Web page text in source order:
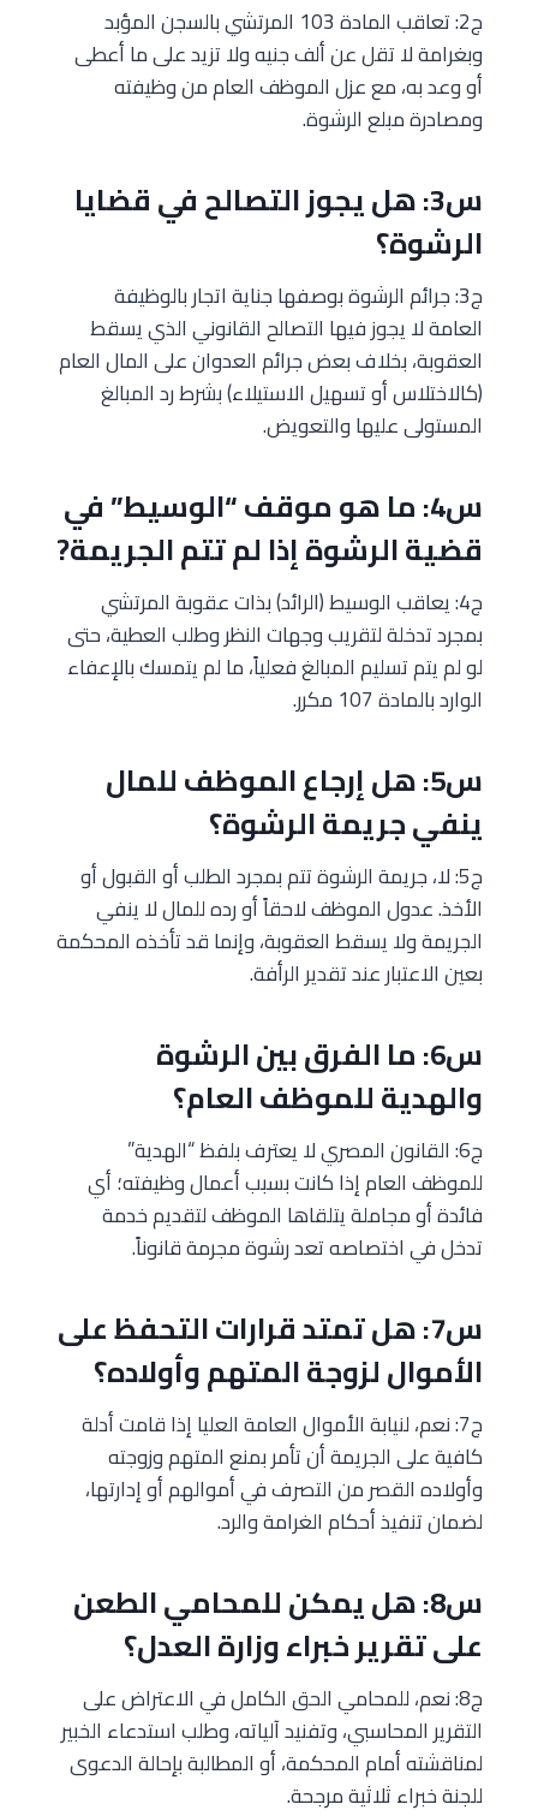
ج2: تعاقب المادة 103 المرتشي بالسجن المؤبد
وبغرامة لا تقل عن ألف جنيه ولا تزيد على ما أعطى
أو وعد به، مع عزل الموظف العام من وظيفته
ومصادرة مبلع الرشوة.
س3: هل يجوز التصالح في قضايا
الرشوة؟
ج3: جرائم الرشوة بوصفها جناية اتجار بالوظيفة
العامة لا يجوز فيها التصالح القانوني الذي يسقط
العقوبة، بخلاف بعض جرائم العدوان على المال العام
(كالاختلاس أو تسهيل الاستيلاء) بشرط رد المبالغ
المستولى عليها والتعويض.
س4: ما هو موقف “الوسيط” في
قضية الرشوة إذا لم تتم الجريمة?
ج4: يعاقب الوسيط (الرائد) بذات عقوبة المرتشي
بمجرد تدخلة لتقريب وجهات النظر وطلب العطية، حتى
لو لم يتم تسليم المبالغ فعلياً، ما لم يتمسك بالإعفاء
الوارد بالمادة 107 مكرر.
س5: هل إرجاع الموظف للمال
ينفي جريمة الرشوة؟
ج5: لا، جريمة الرشوة تتم بمجرد الطلب أو القبول أو
الأخذ. عدول الموظف لاحقاً أو رده للمال لا ينفي
الجريمة ولا يسقط العقوبة، وإنما قد تأخذه المحكمة
بعين الاعتبار عند تقدير الرأفة.
س6: ما الفرق بين الرشوة
والهدية للموظف العام؟
ج6: القانون المصري لا يعترف بلفظ “الهدية”
للموظف العام إذا كانت بسبب أعمال وظيفته؛ أي
فائدة أو مجاملة يتلقاها الموظف لتقديم خدمة
تدخل في اختصاصه تعد رشوة مجرمة قانوناً.
س7: هل تمتد قرارات التحفظ على
الأموال لزوجة المتهم وأولاده؟
ج7: نعم، لنيابة الأموال العامة العليا إذا قامت أدلة
كافية على الجريمة أن تأمر بمنع المتهم وزوجته
وأولاده القصر من التصرف في أموالهم أو إدارتها،
لضمان تنفيذ أحكام الغرامة والرد.
س8: هل يمكن للمحامي الطعن
على تقرير خبراء وزارة العدل؟
ج8: نعم، للمحامي الحق الكامل في الاعتراض على
التقرير المحاسبي، وتفنيد آلياته، وطلب استدعاء الخبير
لمناقشته أمام المحكمة، أو المطالبة بإحالة الدعوى
للجنة خبراء ثلاثية مرجحة.